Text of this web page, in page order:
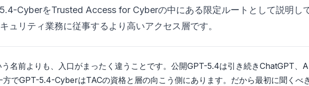
CyberをTrusted Access for Cyberの中にある限定ルートとして説明し
ュリティ業務に従事するより高いアクセス層です。
名前よりも、入口がまったく違うことです。公開GPT-5.4は引き続きChatGPT、
でGPT-5.4-CyberはTACの資格と層の向こう側にあります。だから最初に聞くべ